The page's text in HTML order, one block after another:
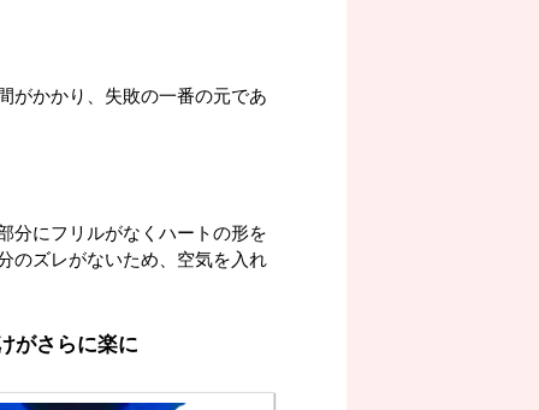
がかかり、失敗の一番の元であ
分にフリルがなくハートの形を
のズレがないため、空気を入れ
がさらに楽に